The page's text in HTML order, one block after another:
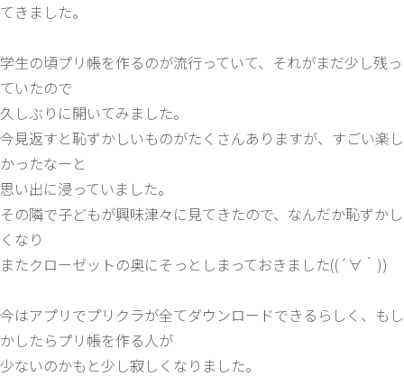
てきました。
学生の頃プリ帳を作るのが流行っていて、それがまだ少し残っ
ていたので
久しぶりに開いてみました。
今見返すと恥ずかしいものがたくさんありますが、すごい楽し
かったなーと
思い出に浸っていました。
その隣で子どもが興味津々に見てきたので、なんだか恥ずかし
くなり
またクローゼットの奥にそっとしまっておきました((´∀｀))
今はアプリでプリクラが全てダウンロードできるらしく、もし
かしたらプリ帳を作る人が
少ないのかもと少し寂しくなりました。